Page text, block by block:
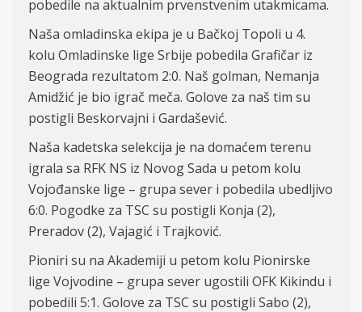
pobedile na aktualnim prvenstvenim utakmicama.
Naša omladinska ekipa je u Bačkoj Topoli u 4.
kolu Omladinske lige Srbije pobedila Grafičar iz
Beograda rezultatom 2:0. Naš golman, Nemanja
Amidžić je bio igrač meča. Golove za naš tim su
postigli Beskorvajni i Gardašević.
Naša kadetska selekcija je na domaćem terenu
igrala sa RFK NS iz Novog Sada u petom kolu
Vojođanske lige – grupa sever i pobedila ubedljivo
6:0. Pogodke za TSC su postigli Konja (2),
Preradov (2), Vajagić i Trajković.
Pioniri su na Akademiji u petom kolu Pionirske
lige Vojvodine – grupa sever ugostili OFK Kikindu i
pobedili 5:1. Golove za TSC su postigli Sabo (2),